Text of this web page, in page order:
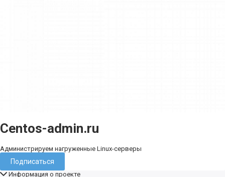
Centos-admin.ru
Администрируем нагруженные Linux-серверы
Подписаться
Информация о проекте